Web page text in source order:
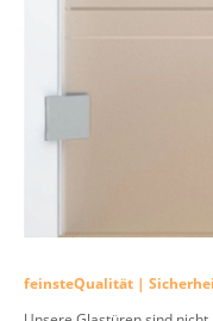
feinsteQualität |